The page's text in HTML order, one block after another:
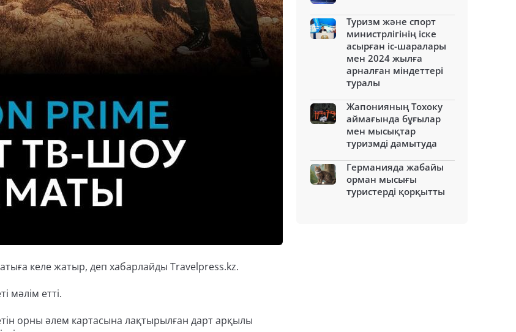
келе жатыр, деп хабарлайды Travelpress.kz.
мәлім етті.
орны әлем картасына лақтырылған дарт арқылы
Туризм және спорт
министрлігінің іске
асырған іс-шаралары
мен 2024 жылға
арналған міндеттері
туралы
Жапонияның Тохоку
аймағында бұғылар
мен мысықтар
туризмді дамытуда
Германияда жабайы
орман мысығы
туристерді қорқытты